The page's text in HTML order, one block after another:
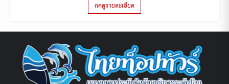
กดดูรายละเอียด